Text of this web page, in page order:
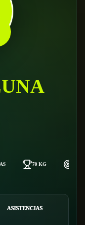
70 KG
ASISTENCIAS